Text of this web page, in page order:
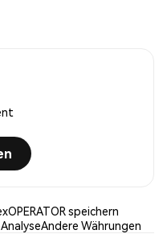
OPERATOR speichern
Andere Währungen